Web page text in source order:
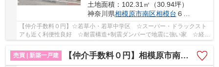
土地面積：102.31㎡（30.94坪）
神奈川県相模原市南区相模台 ６丁目
【仲介手数料０円】☆若草小・若草中学区 ☆スーパー・ドラックスト
アも近く利便性良好 ☆耐震構造+制震ダンパーで地震に強い家 ☆経済
売買 | 新築一戸建
【仲介手数料０円】相模原市南区御園1丁目2期 新築一戸建て